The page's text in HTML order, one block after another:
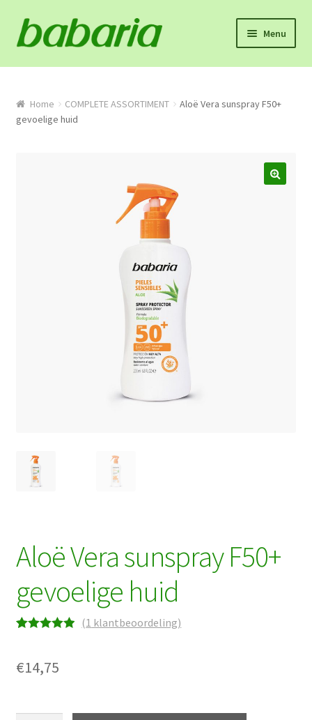
Skip
to
Skip
to
Menu
Home
Winkel
Home COMPLETE ASSORTIMENT
Aloë Vera sunspray F50+
gevoelige huid
Aloë Vera sunspray F50+
gevoelige huid
gebaseerd
(1 klantbeoordeling)
€14,75